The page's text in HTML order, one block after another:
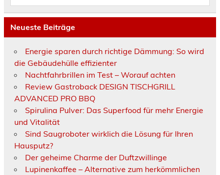
Neueste Beiträge
Energie sparen durch richtige Dämmung: So wird
die Gebäudehülle effizienter
Nachtfahrbrillen im Test – Worauf achten
Review Gastroback DESIGN TISCHGRILL
ADVANCED PRO BBQ
Spirulina Pulver: Das Superfood für mehr Energie
und Vitalität
Sind Saugroboter wirklich die Lösung für Ihren
Hausputz?
Der geheime Charme der Duftzwillinge
Lupinenkaffee – Alternative zum herkömmlichen